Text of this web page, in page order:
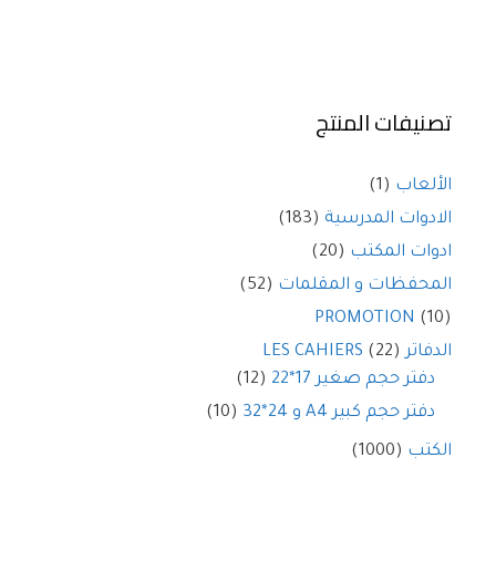
تصنيفات المنتج
الألعاب (1)
الادوات المدرسية (183)
ادوات المكتب (20)
المحفظات و المقلمات (52)
PROMOTION (10)
الدفاتر LES CAHIERS (22)
دفتر حجم صغير 17*22
(12)
دفتر حجم كبير A4 و 24*32
(10)
الكتب (1000)